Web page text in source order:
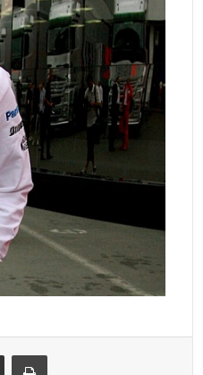
Share via Email Print